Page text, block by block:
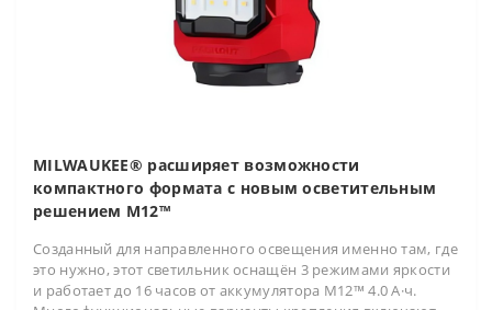
MILWAUKEE® расширяет возможности
компактного формата с новым осветительным
решением M12™
Созданный для направленного освещения именно там, где
это нужно, этот светильник оснащён 3 режимами яркости
и работает до 16 часов от аккумулятора M12™ 4.0 А·ч.